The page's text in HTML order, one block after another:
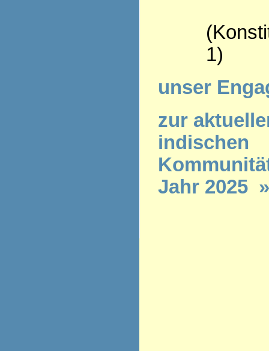
1)
unser
zur
indischen
Jahr 2025